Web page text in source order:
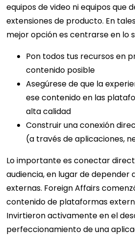
equipos de video ni equipos que
extensiones de producto. En
mejor opción es centrarse en lo
Pon todos tus recursos en
contenido posible
Asegúrese de que la
ese contenido en las
alta calidad
Construir una conexión
(a través de aplicaciones,
Lo importante es conectar
audiencia, en lugar de depender
externas. Foreign Affairs
contenido de plataformas
Invirtieron activamente en el
perfeccionamiento de una